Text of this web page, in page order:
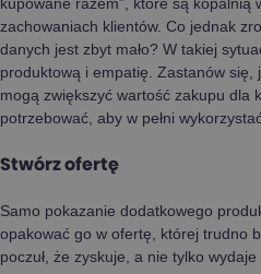
zachowaniach klientów. Co jednak
danych jest zbyt mało? W takiej
produktową i empatię. Zastanów
mogą zwiększyć wartość zakupu dla
potrzebować, aby w pełni
Stwórz ofertę
Samo pokazanie dodatkowego
opakować go w ofertę, której trudno
poczuł, że zyskuje, a nie tylko